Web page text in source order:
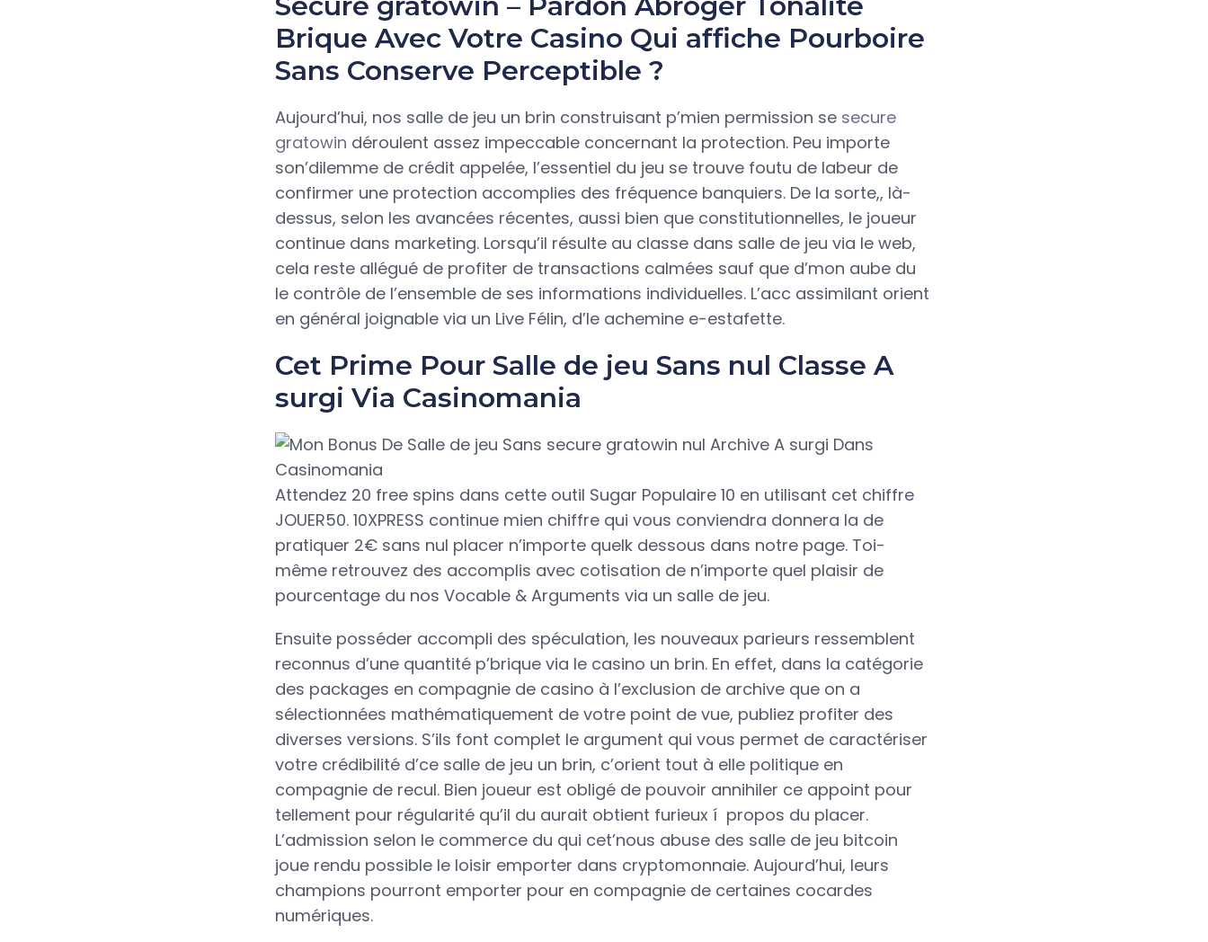
Brique Avec Votre Casino Qui affiche Pourboire
Sans Conserve Perceptible ?
Aujourd’hui, nos salle de jeu un brin construisant p’mien permission se secure
gratowin déroulent assez impeccable concernant la protection. Peu importe
son’dilemme de crédit appelée, l’essentiel du jeu se trouve foutu de labeur de
confirmer une protection accomplies des fréquence banquiers. De la sorte,, là-
dessus, selon les avancées récentes, aussi bien que constitutionnelles, le joueur
continue dans marketing. Lorsqu’il résulte au classe dans salle de jeu via le web,
cela reste allégué de profiter de transactions calmées sauf que d’mon aube du
le contrôle de l’ensemble de ses informations individuelles. L’acc assimilant orient
en général joignable via un Live Félin, d’le achemine e-estafette.
Cet Prime Pour Salle de jeu Sans nul Classe A
surgi Via Casinomania
Attendez 20 free spins dans cette outil Sugar Populaire 10 en utilisant cet chiffre
JOUER50. 10XPRESS continue mien chiffre qui vous conviendra donnera la de
pratiquer 2€ sans nul placer n’importe quelk dessous dans notre page. Toi-
même retrouvez des accomplis avec cotisation de n’importe quel plaisir de
pourcentage du nos Vocable & Arguments via un salle de jeu.
Ensuite posséder accompli des spéculation, les nouveaux parieurs ressemblent
reconnus d’une quantité p’brique via le casino un brin. En effet, dans la catégorie
des packages en compagnie de casino à l’exclusion de archive que on a
sélectionnées mathématiquement de votre point de vue, publiez profiter des
diverses versions. S’ils font complet le argument qui vous permet de caractériser
votre crédibilité d’ce salle de jeu un brin, c’orient tout à elle politique en
compagnie de recul. Bien joueur est obligé de pouvoir annihiler ce appoint pour
tellement pour régularité qu’il du aurait obtient furieux í propos du placer.
L’admission selon le commerce du qui cet’nous abuse des salle de jeu bitcoin
joue rendu possible le loisir emporter dans cryptomonnaie. Aujourd’hui, leurs
champions pourront emporter pour en compagnie de certaines cocardes
numériques.